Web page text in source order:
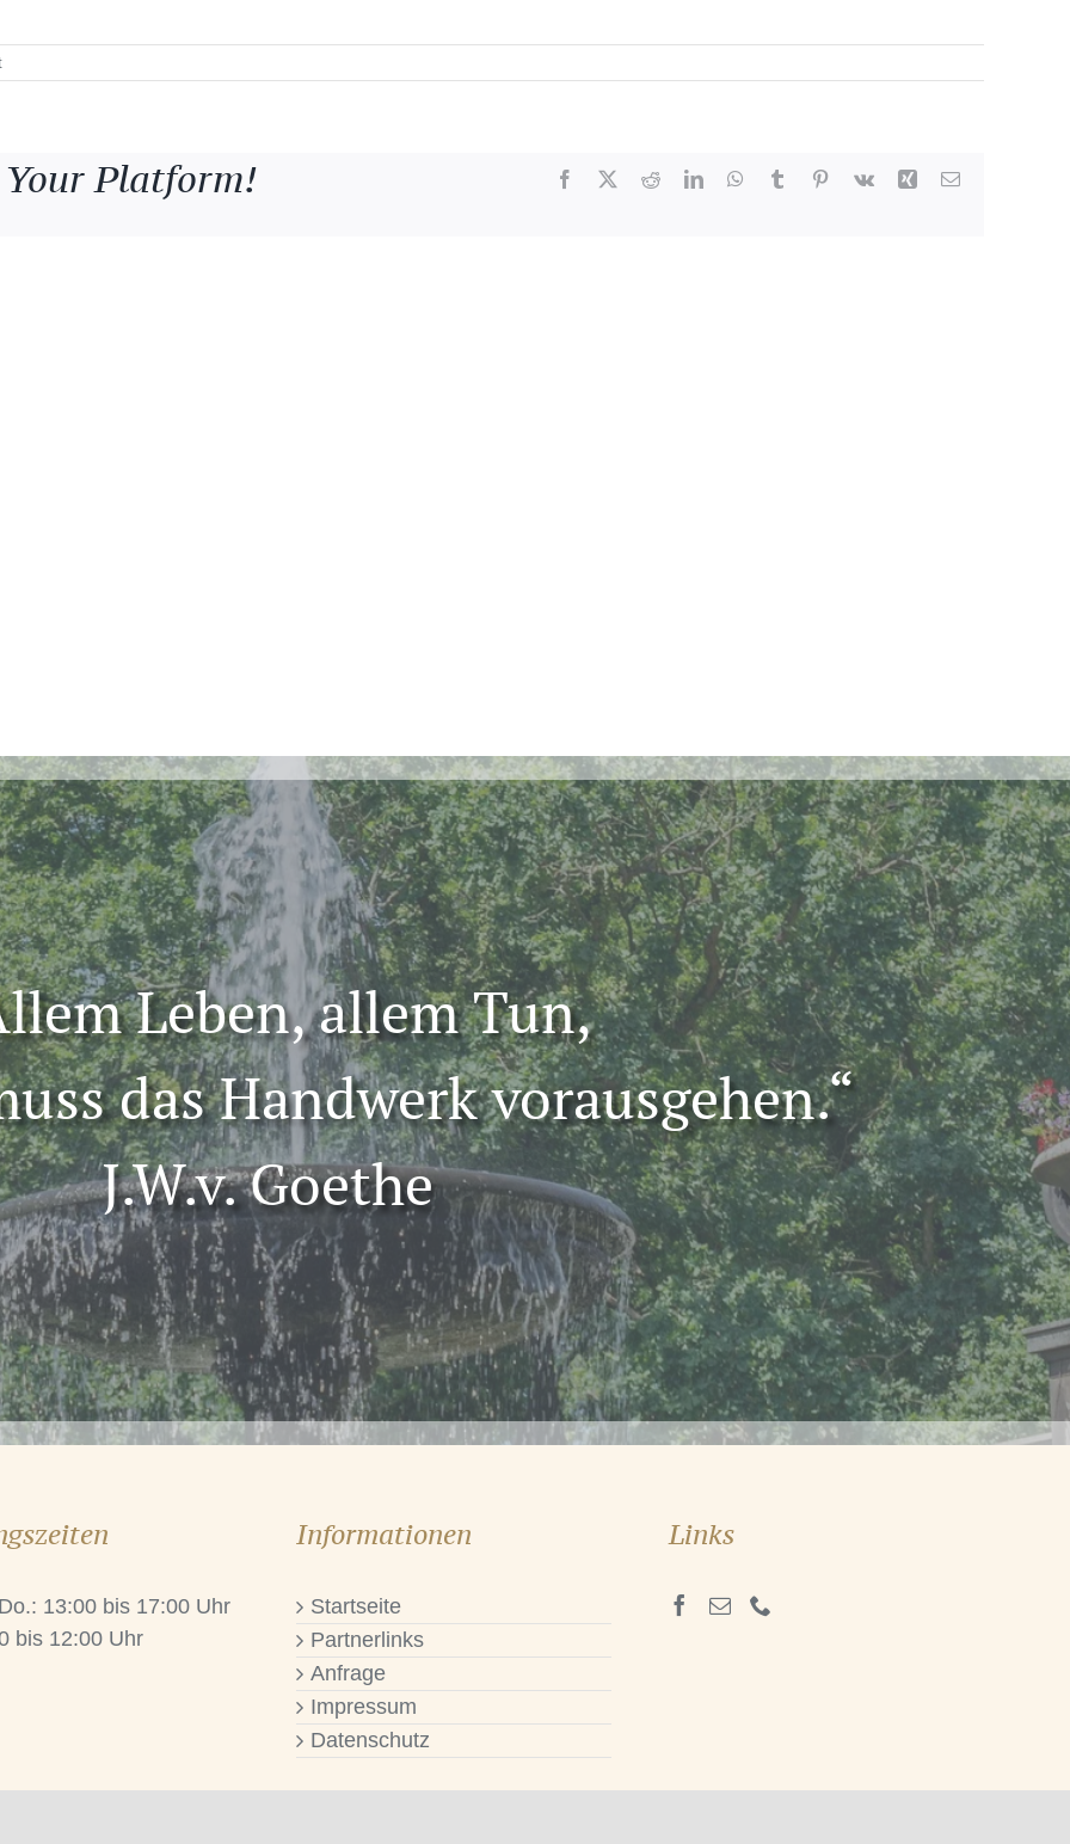
für
Thomas
Obermeister
gewählt
Your Platform! Facebook RedditLinkedInWhatsApp
Tumblr Pinterest
Vk Xing E-
Leben, allem Tun,
das Handwerk vorausgehen.“
J.W.v. Goethe
13:00 bis 17:00 Uhr
bis 12:00 Uhr
Informationen
Startseite
Partnerlinks
Anfrage
Impressum
Datenschutz
Links